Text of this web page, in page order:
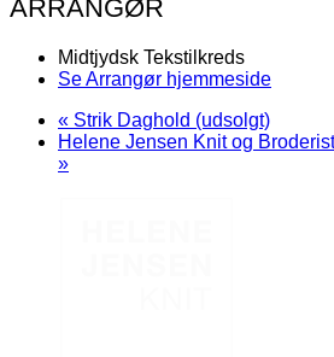
ARRANGØR
Midtjydsk Tekstilkreds
Se Arrangør hjemmeside
« Strik Daghold (udsolgt)
Helene Jensen Knit og
»